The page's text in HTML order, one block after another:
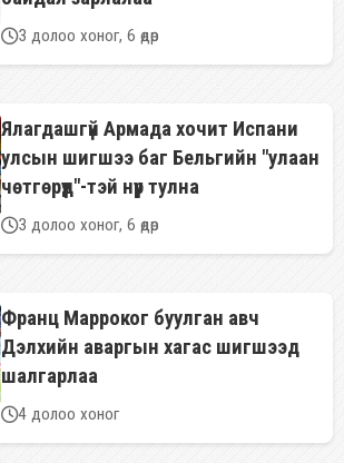
3 долоо хоног, 6 өдөр
Ялагдашгүй Армада хочит Испани
улсын шигшээ баг Бельгийн "улаан
чөтгөрүүд"-тэй нүүр тулна
3 долоо хоног, 6 өдөр
Франц Марроког буулган авч
Дэлхийн аваргын хагас шигшээд
шалгарлаа
4 долоо хоног